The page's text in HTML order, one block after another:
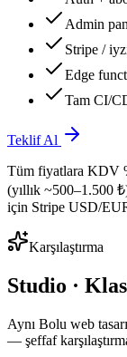
Admin
Stripe /
Edge
Tam CI/
Teklif Al
Tüm fiyatlara KDV
(yıllık ~500–1.500
için Stripe USD/
Karşılaştırma
Studio ·
Aynı Bolu web
— şeffaf